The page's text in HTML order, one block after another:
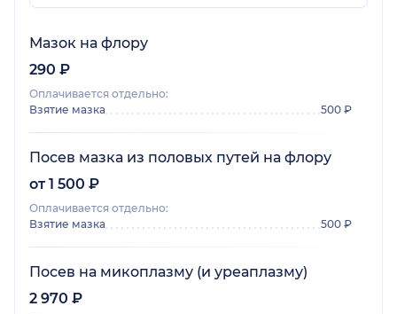
Мазок на флору
290 ₽
Оплачивается отдельно:
Взятие мазка
500 ₽
Посев мазка из половых путей на флору
от 1 500 ₽
Оплачивается отдельно:
Взятие мазка
500 ₽
Посев на микоплазму (и уреаплазму)
2 970 ₽